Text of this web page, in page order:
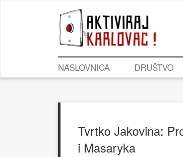
NASLOVNICA DRUŠTVO
Tvrtko Jakovina:
i Masaryka